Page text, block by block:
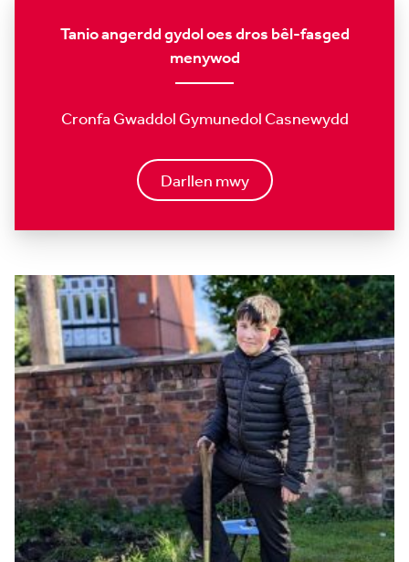
Tanio angerdd gydol oes dros bêl-fasged
menywod
Cronfa Gwaddol Gymunedol Casnewydd
Darllen mwy